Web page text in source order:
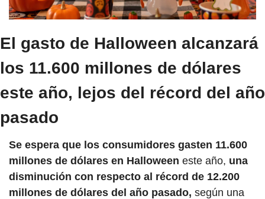
El gasto de Halloween alcanzará
los 11.600 millones de dólares
este año, lejos del récord del año
pasado
Se espera que los consumidores gasten 11.600
millones de dólares en Halloween este año, una
disminución con respecto al récord de 12.200
millones de dólares del año pasado, según una